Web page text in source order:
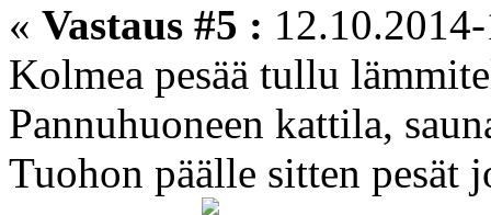
« Vastaus #5 :
Kolmea pesää tullu
Pannuhuoneen kattila,
Tuohon päälle sitten pesät